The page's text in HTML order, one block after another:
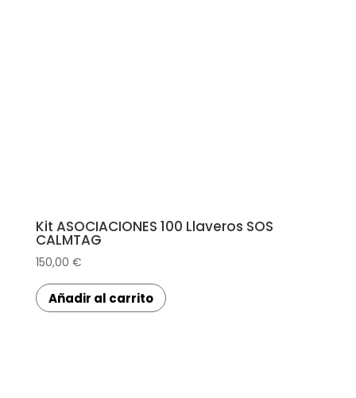
Kit ASOCIACIONES 100 Llaveros SOS
CALMTAG
150,00 €
Añadir al carrito